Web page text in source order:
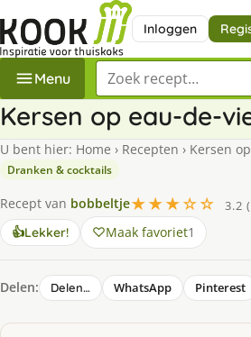
Inloggen
Menu Zoek een recept
Kersen op eau-de-
U bent hier: Home › Recepten › Kersen
Dranken & cocktails
Recept van bobbeltje★★★☆☆
3.2
👍Lekker! Maak favoriet1
Delen: Delen… WhatsApp Pinterest